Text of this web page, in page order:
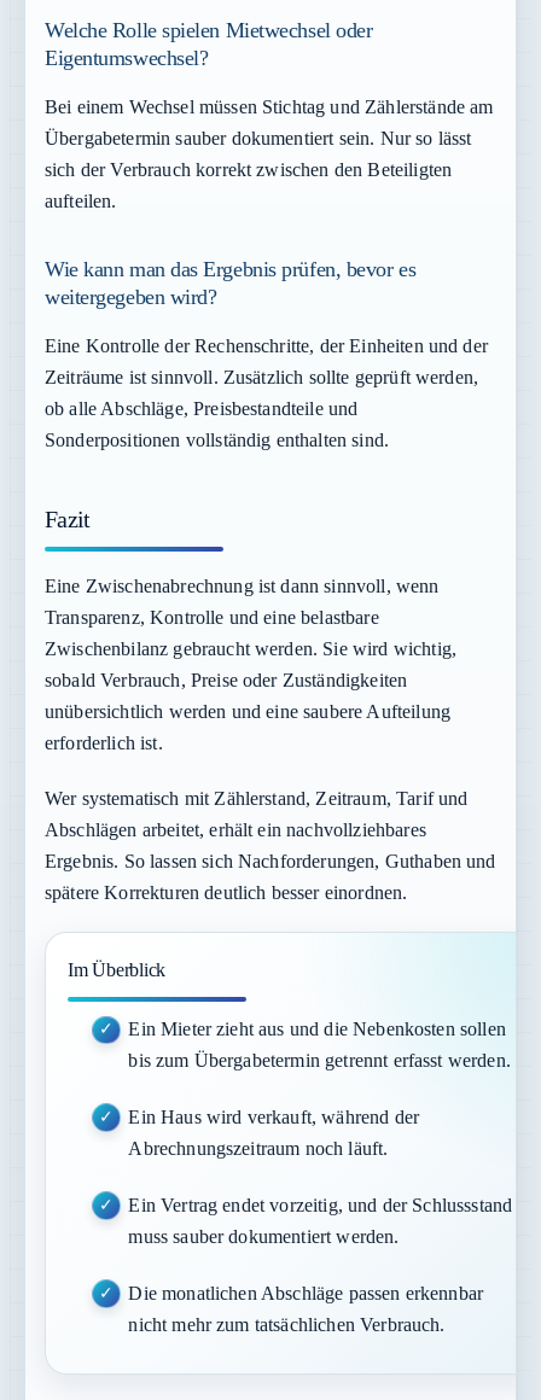
Welche Rolle spielen Mietwechsel oder
Eigentumswechsel?
Bei einem Wechsel müssen Stichtag und Zählerstände am
Übergabetermin sauber dokumentiert sein. Nur so lässt
sich der Verbrauch korrekt zwischen den Beteiligten
aufteilen.
Wie kann man das Ergebnis prüfen, bevor es
weitergegeben wird?
Eine Kontrolle der Rechenschritte, der Einheiten und der
Zeiträume ist sinnvoll. Zusätzlich sollte geprüft werden,
ob alle Abschläge, Preisbestandteile und
Sonderpositionen vollständig enthalten sind.
Fazit
Eine Zwischenabrechnung ist dann sinnvoll, wenn
Transparenz, Kontrolle und eine belastbare
Zwischenbilanz gebraucht werden. Sie wird wichtig,
sobald Verbrauch, Preise oder Zuständigkeiten
unübersichtlich werden und eine saubere Aufteilung
erforderlich ist.
Wer systematisch mit Zählerstand, Zeitraum, Tarif und
Abschlägen arbeitet, erhält ein nachvollziehbares
Ergebnis. So lassen sich Nachforderungen, Guthaben und
spätere Korrekturen deutlich besser einordnen.
Im Überblick
Ein Mieter zieht aus und die Nebenkosten sollen
bis zum Übergabetermin getrennt erfasst werden.
Ein Haus wird verkauft, während der
Abrechnungszeitraum noch läuft.
Ein Vertrag endet vorzeitig, und der Schlussstand
muss sauber dokumentiert werden.
Die monatlichen Abschläge passen erkennbar
nicht mehr zum tatsächlichen Verbrauch.